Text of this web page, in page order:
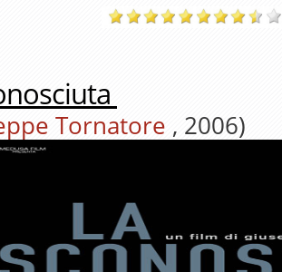
Tornatore , 2006)